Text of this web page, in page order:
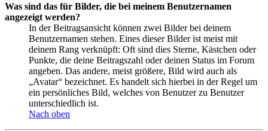
Was sind das für Bilder, die bei meinem Benutzernamen
angezeigt werden?
In der Beitragsansicht können zwei Bilder bei deinem
Benutzernamen stehen. Eines dieser Bilder ist meist mit
deinem Rang verknüpft: Oft sind dies Sterne, Kästchen oder
Punkte, die deine Beitragszahl oder deinen Status im Forum
angeben. Das andere, meist größere, Bild wird auch als
„Avatar“ bezeichnet. Es handelt sich hierbei in der Regel um
ein persönliches Bild, welches von Benutzer zu Benutzer
unterschiedlich ist.
Nach oben